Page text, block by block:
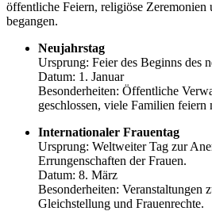
öffentliche Feiern, religiöse Zeremonien
begangen.
Neujahrstag
Ursprung: Feier des Beginns des
Datum: 1. Januar
Besonderheiten: Öffentliche
geschlossen, viele Familien feiern
Internationaler Frauentag
Ursprung: Weltweiter Tag zur
Errungenschaften der Frauen.
Datum: 8. März
Besonderheiten: Veranstaltungen
Gleichstellung und Frauenrechte.